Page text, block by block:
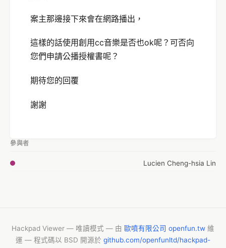
案主那邊接下來會在網路播出，
這樣的話使用創用cc音樂是否也ok呢？可否向
您們申請公播授權書呢？
期待您的回覆
謝謝
參與者
Lucien Cheng-hsia Lin
Hackpad Viewer — 唯讀模式 — 由 歐噴有限公司 openfun.tw 維
運 — 程式碼以 BSD 開源於 github.com/openfunltd/hackpad-